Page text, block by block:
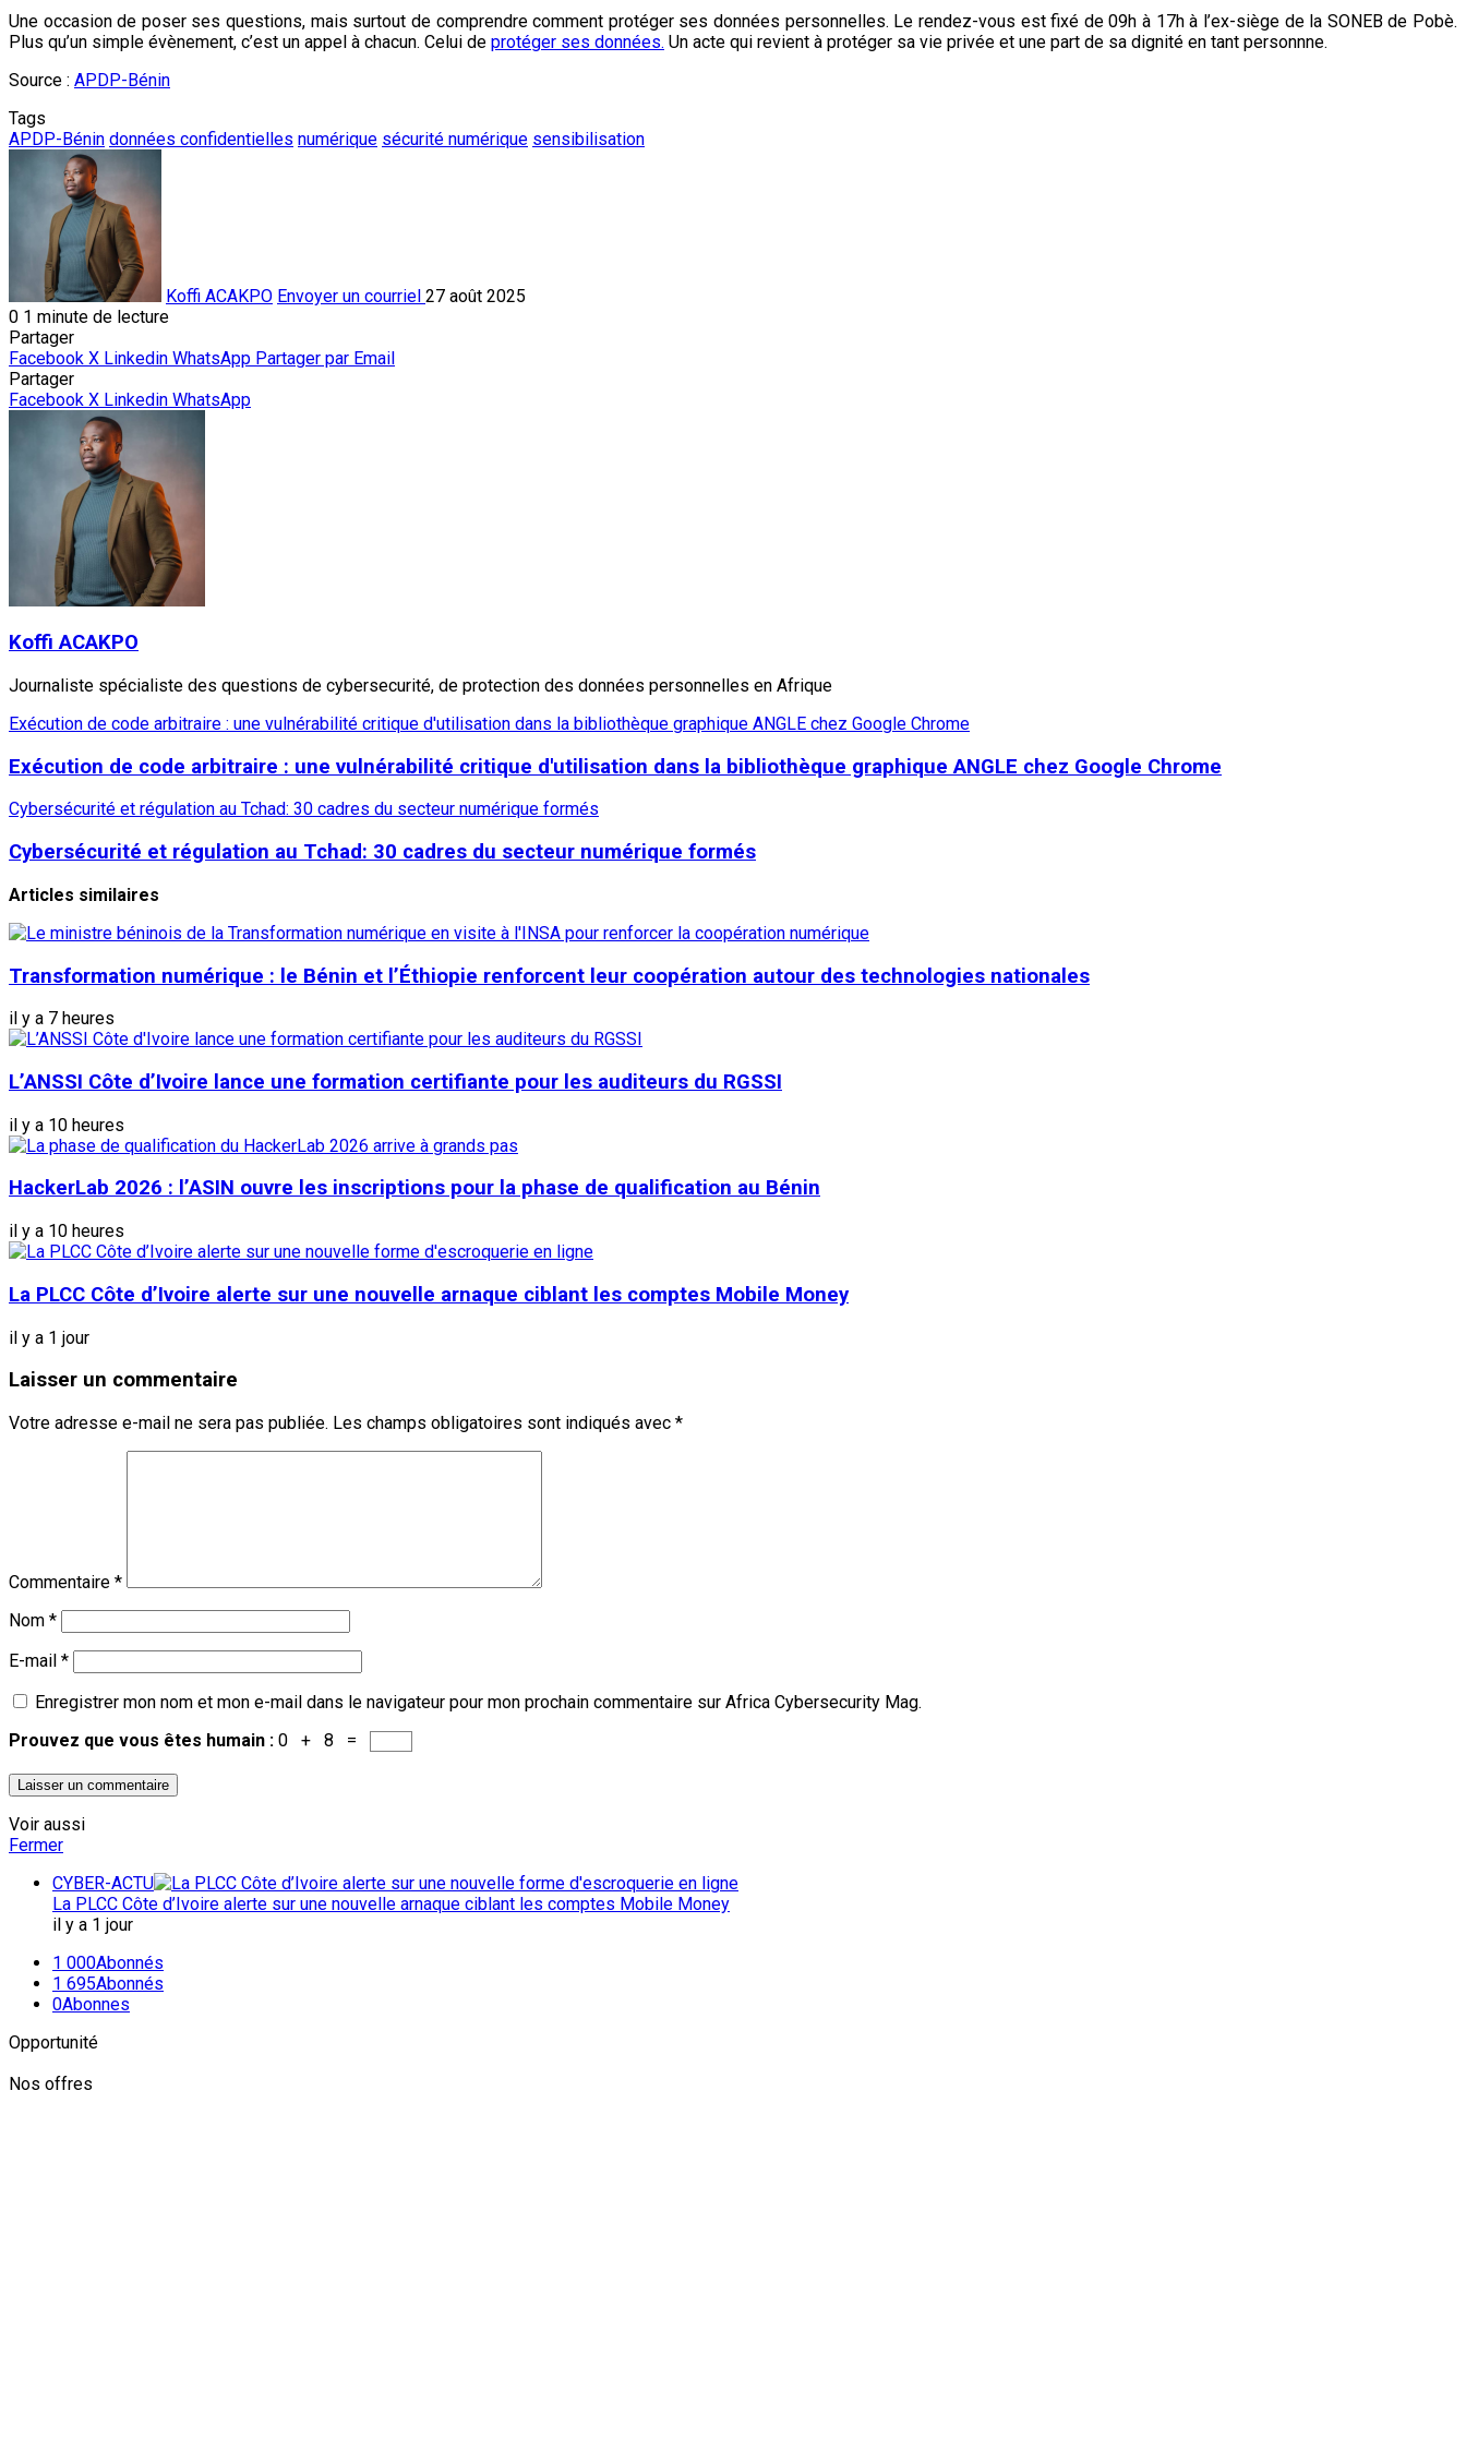
Une occasion de poser ses questions, mais surtout de comprendre comment protéger ses données personnelles. Le rendez-vous est fixé de 09h à 17h à l’ex-siège de la SONEB de Pobè.
Plus qu’un simple évènement, c’est un appel à chacun. Celui de protéger ses données. Un acte qui revient à protéger sa vie privée et une part de sa dignité en tant personnne.
Source : APDP-Bénin
Tags
APDP-Bénin données confidentielles numérique sécurité numérique sensibilisation
Koffi ACAKPO Envoyer un courriel 27 août 2025
0 1 minute de lecture
Partager
Facebook X Linkedin WhatsApp Partager par Email
Partager
Facebook X Linkedin WhatsApp
Koffi ACAKPO
Journaliste spécialiste des questions de cybersecurité, de protection des données personnelles en Afrique
Exécution de code arbitraire : une vulnérabilité critique d'utilisation dans la bibliothèque graphique ANGLE chez Google Chrome
Exécution de code arbitraire : une vulnérabilité critique d'utilisation dans la bibliothèque graphique ANGLE chez Google Chrome
Cybersécurité et régulation au Tchad: 30 cadres du secteur numérique formés
Cybersécurité et régulation au Tchad: 30 cadres du secteur numérique formés
Articles similaires
Transformation numérique : le Bénin et l’Éthiopie renforcent leur coopération autour des technologies nationales
il y a 7 heures
L’ANSSI Côte d’Ivoire lance une formation certifiante pour les auditeurs du RGSSI
il y a 10 heures
HackerLab 2026 : l’ASIN ouvre les inscriptions pour la phase de qualification au Bénin
il y a 10 heures
La PLCC Côte d’Ivoire alerte sur une nouvelle arnaque ciblant les comptes Mobile Money
il y a 1 jour
Laisser un commentaire
Votre adresse e-mail ne sera pas publiée. Les champs obligatoires sont indiqués avec *
Commentaire *
Nom *
E-mail *
Enregistrer mon nom et mon e-mail dans le navigateur pour mon prochain commentaire sur Africa Cybersecurity Mag.
Prouvez que vous êtes humain : 0 + 8 =
Voir aussi
Fermer
CYBER-ACTU
La PLCC Côte d’Ivoire alerte sur une nouvelle arnaque ciblant les comptes Mobile Money
il y a 1 jour
1 000Abonnés
1 695Abonnés
0Abonnes
Opportunité
Nos offres